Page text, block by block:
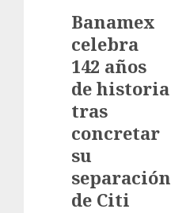
Banamex
celebra
142 años
de historia
tras
concretar
su
separación
de Citi